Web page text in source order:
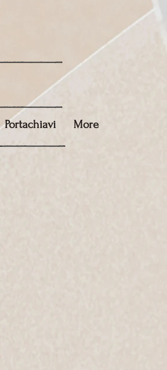
Portachiavi More